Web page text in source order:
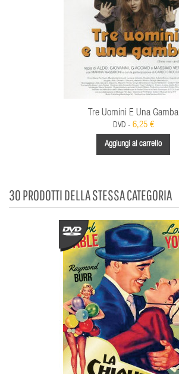
Tre Uomini E Una Gamba
DVD - 6,25 €
Aggiungi al carrello
30 PRODOTTI DELLA STESSA CATEGORIA